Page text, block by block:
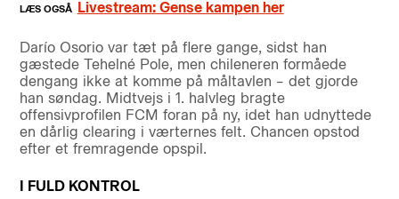
Livestream: Gense kampen her
Darío Osorio var tæt på flere gange, sidst han
gæstede Tehelné Pole, men chileneren formåede
dengang ikke at komme på måltavlen – det gjorde
han søndag. Midtvejs i 1. halvleg bragte
offensivprofilen FCM foran på ny, idet han udnyttede
en dårlig clearing i værternes felt. Chancen opstod
efter et fremragende opspil.
I FULD KONTROL